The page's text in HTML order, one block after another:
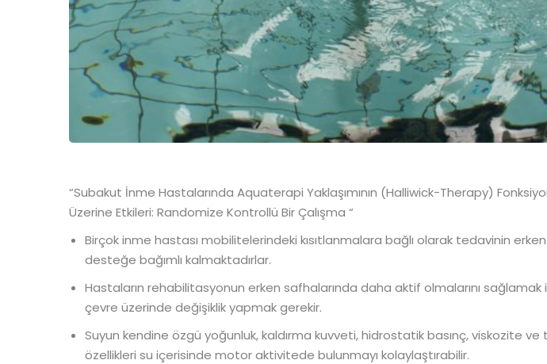
“Subakut İnme Hastalarında Aquaterapi Yaklaşımının (Halliwick-Therapy)
Üzerine Etkileri: Randomize Kontrollü Bir Çalışma “
Birçok inme hastası mobilitelerindeki kısıtlanmalara bağlı olarak tedavinin
desteğe bağımlı kalmaktadırlar.
Hastaların rehabilitasyonun erken safhalarında daha aktif olmalarını sağlamak
çevre üzerinde değişiklik yapmak gerekir.
Suyun kendine özgü yoğunluk, kaldırma kuvveti, hidrostatik basınç, viskozite
özellikleri su içerisinde motor aktivitede bulunmayı kolaylaştırabilir.